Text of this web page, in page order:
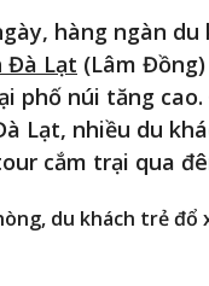
hàng ngàn du
Đà Lạt (Lâm
phố núi tăng
Lạt, nhiều du
cắm trại qua
du khách trẻ đổ